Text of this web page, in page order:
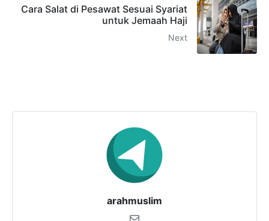
Cara Salat di Pesawat Sesuai Syariat
untuk Jemaah Haji
Next
arahmuslim